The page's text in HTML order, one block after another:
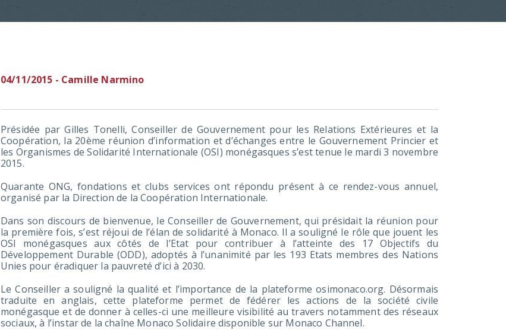
04/11/2015 - Camille Narmino
Présidée par Gilles Tonelli, Conseiller de Gouvernement pour les Relations Extérieures et la
Coopération, la 20ème réunion d’information et d’échanges entre le Gouvernement Princier et
les Organismes de Solidarité Internationale (OSI) monégasques s’est tenue le mardi 3 novembre
2015.
Quarante ONG, fondations et clubs services ont répondu présent à ce rendez-vous annuel,
organisé par la Direction de la Coopération Internationale.
Dans son discours de bienvenue, le Conseiller de Gouvernement, qui présidait la réunion pour
la première fois, s’est réjoui de l’élan de solidarité à Monaco. Il a souligné le rôle que jouent les
OSI monégasques aux côtés de l’Etat pour contribuer à l’atteinte des 17 Objectifs du
Développement Durable (ODD), adoptés à l’unanimité par les 193 Etats membres des Nations
Unies pour éradiquer la pauvreté d’ici à 2030.
Le Conseiller a souligné la qualité et l’importance de la plateforme osimonaco.org. Désormais
traduite en anglais, cette plateforme permet de fédérer les actions de la société civile
monégasque et de donner à celles-ci une meilleure visibilité au travers notamment des réseaux
sociaux, à l’instar de la chaîne Monaco Solidaire disponible sur Monaco Channel.